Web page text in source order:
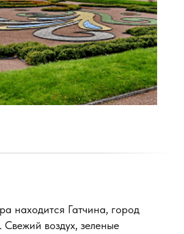
находится Гатчина, город
Свежий воздух, зеленые